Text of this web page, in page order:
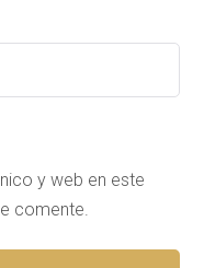
y web en este
comente.